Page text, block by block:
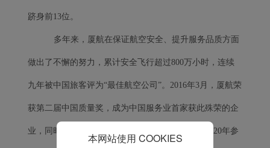
跻身前13位。
多年来，厦航在保证航空安全、提升服务品质方面
做出了不懈的努力，累计安全飞行超过800万小时，连续
九年被中国旅客评为“最佳航空公司”。2016年3月，厦航荣
获第二届中国质量奖，成为中国服务业首家获此殊荣的企
业，同时也是中国民航唯一获奖的航空公司。自2020年参
本网站使用 COOKIES
息。 通过放置这些
方可以跟踪您的互联网行
为以使我们的内容和广告
与您的兴趣更加契合。
点击“接受”即表示您同意
放置所有的营销Cookie。
点击“拒绝”，我们将不会